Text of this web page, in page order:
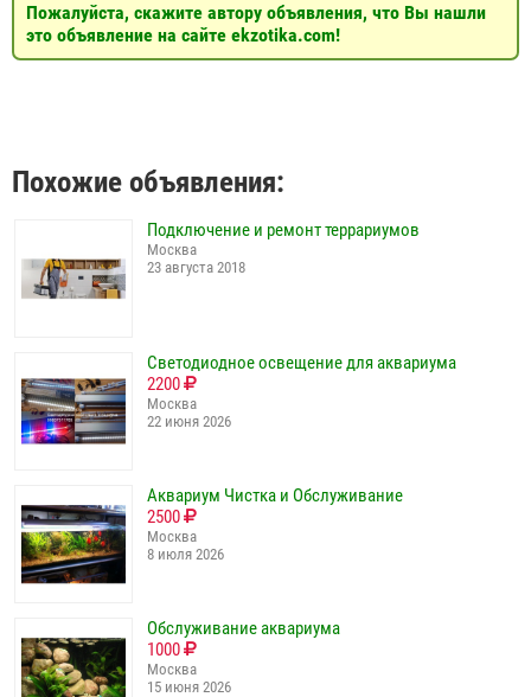
Пожалуйста, скажите автору объявления, что Вы нашли
это объявление на сайте ekzotika.com!
Похожие объявления:
Подключение и ремонт террариумов
Москва
23 августа 2018
Светодиодное освещение для аквариума
2200
Москва
22 июня 2026
Аквариум Чистка и Обслуживание
2500
Москва
8 июля 2026
Обслуживание аквариума
1000
Москва
15 июня 2026